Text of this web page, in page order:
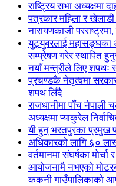
राष्ट्रिय सभा अध्यक्षमा
पत्रकार महिला र खेलाडी
नारायणकाजी
युट्युबरलाई महासङ्घका
सम्प्रेषण गरेर स्थापित
नयाँ मन्त्रीले लिए शपथः
प्रचण्डकै नेतृत्वमा
शपथ लिँदै
राजधानीमा पाँच नेपाली
अध्यक्षमा प्याकुरेल
यी हुन् भरतपुरका प्रमुख
अधिकारको लागि ६०
वर्तमानमा संघर्षका मोर्चा
आयोजनामै नभएको
ककनी गाउँपालिकाको